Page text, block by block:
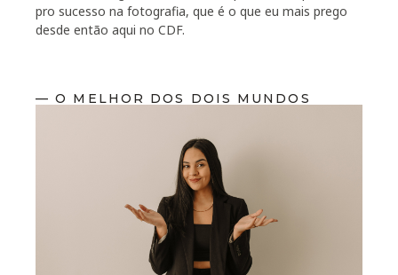
pro sucesso na fotografia, que é o que eu mais prego
desde então aqui no CDF.
— O MELHOR DOS DOIS MUNDOS